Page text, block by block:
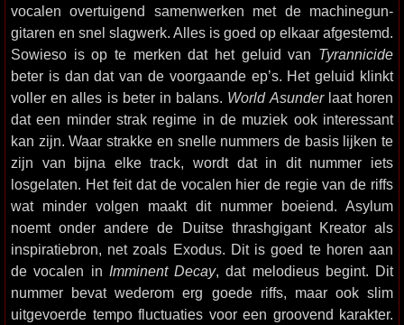
vocalen overtuigend samenwerken met de machinegun-
gitaren en snel slagwerk. Alles is goed op elkaar afgestemd.
Sowieso is op te merken dat het geluid van Tyrannicide
beter is dan dat van de voorgaande ep’s. Het geluid klinkt
voller en alles is beter in balans. World Asunderlaat horen
dat een minder strak regime in de muziek ook interessant
kan zijn. Waar strakke en snelle nummers de basis lijken te
zijn van bijna elke track, wordt dat in dit nummer iets
losgelaten. Het feit dat de vocalen hier de regie van de riffs
wat minder volgen maakt dit nummer boeiend. Asylum
noemt onder andere de Duitse thrashgigant Kreator als
inspiratiebron, net zoals Exodus. Dit is goed te horen aan
de vocalen in Imminent Decay, dat melodieus begint. Dit
nummer bevat wederom erg goede riffs, maar ook slim
uitgevoerde tempo fluctuaties voor een groovend karakter.